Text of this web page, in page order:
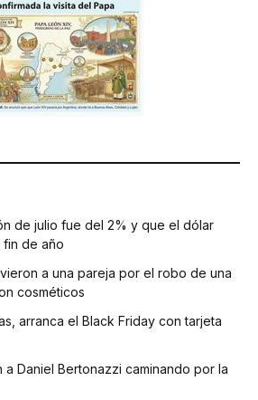
de julio fue del 2% y que el dólar
fin de año
a una pareja por el robo de una
cosméticos
arranca el Black Friday con tarjeta
a Daniel Bertonazzi caminando por la